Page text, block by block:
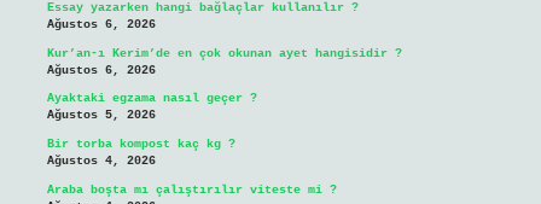
Essay yazarken hangi bağlaçlar kullanılır ?
Ağustos 6, 2026
Kur’an-ı Kerim’de en çok okunan ayet hangisidir ?
Ağustos 6, 2026
Ayaktaki egzama nasıl geçer ?
Ağustos 5, 2026
Bir torba kompost kaç kg ?
Ağustos 4, 2026
Araba boşta mı çalıştırılır viteste mi ?